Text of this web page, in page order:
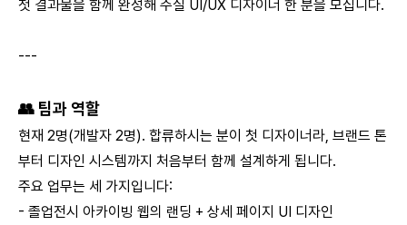
첫 결과물을 함께 완성해 주실 UI/UX 디자이너 한 분을 모십니다.
---
👥 팀과 역할
현재 2명(개발자 2명). 합류하시는 분이 첫 디자이너라, 브랜드 톤
부터 디자인 시스템까지 처음부터 함께 설계하게 됩니다.
주요 업무는 세 가지입니다:
- 졸업전시 아카이빙 웹의 랜딩 + 상세 페이지 UI 디자인